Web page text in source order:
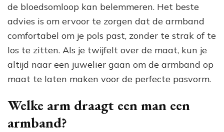
de bloedsomloop kan belemmeren. Het beste
advies is om ervoor te zorgen dat de armband
comfortabel om je pols past, zonder te strak of te
los te zitten. Als je twijfelt over de maat, kun je
altijd naar een juwelier gaan om de armband op
maat te laten maken voor de perfecte pasvorm.
Welke arm draagt een man een
armband?